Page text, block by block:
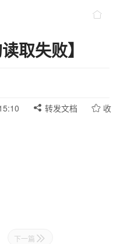
取失败】
转发文档
收
下一篇